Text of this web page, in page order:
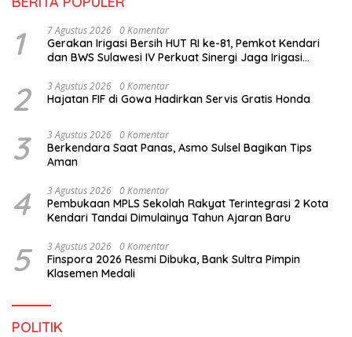
1 7 Agustus 2026 0 Komentar
Gerakan Irigasi Bersih HUT RI ke-81, Pemkot Kendari
dan BWS Sulawesi IV Perkuat Sinergi Jaga Irigasi
2 3 Agustus 2026 0 Komentar
Hajatan FIF di Gowa Hadirkan Servis Gratis Honda
3 3 Agustus 2026 0 Komentar
Berkendara Saat Panas, Asmo Sulsel Bagikan Tips
Aman
4 3 Agustus 2026 0 Komentar
Pembukaan MPLS Sekolah Rakyat Terintegrasi 2 Kota
Kendari Tandai Dimulainya Tahun Ajaran Baru
5 3 Agustus 2026 0 Komentar
Finspora 2026 Resmi Dibuka, Bank Sultra Pimpin
Klasemen Medali
POLITIK